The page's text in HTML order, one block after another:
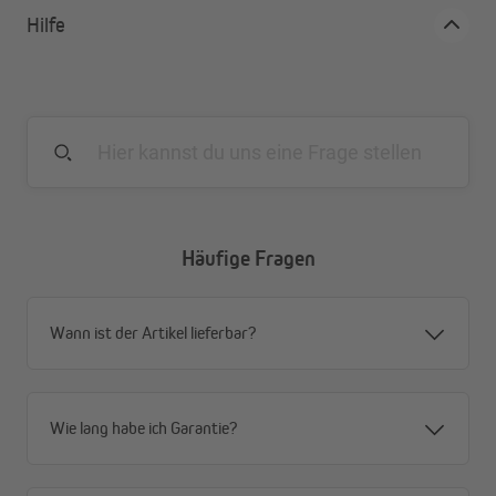
Hilfe
Häufige Fragen
Wann ist der Artikel lieferbar?
Wie lang habe ich Garantie?